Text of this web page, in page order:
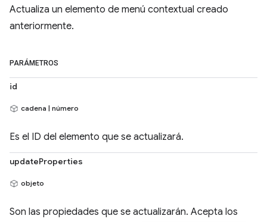
Actualiza un elemento de menú contextual creado
anteriormente.
PARÁMETROS
id
cadena | número
Es el ID del elemento que se actualizará.
updateProperties
objeto
Son las propiedades que se actualizarán. Acepta los